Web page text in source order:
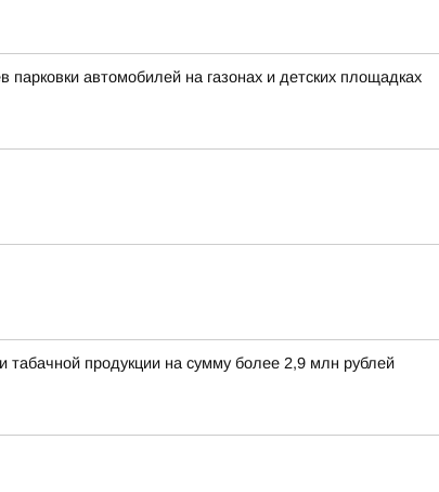
автомобилей на газонах и детских площадках
табачной продукции на сумму более 2,9 млн рублей